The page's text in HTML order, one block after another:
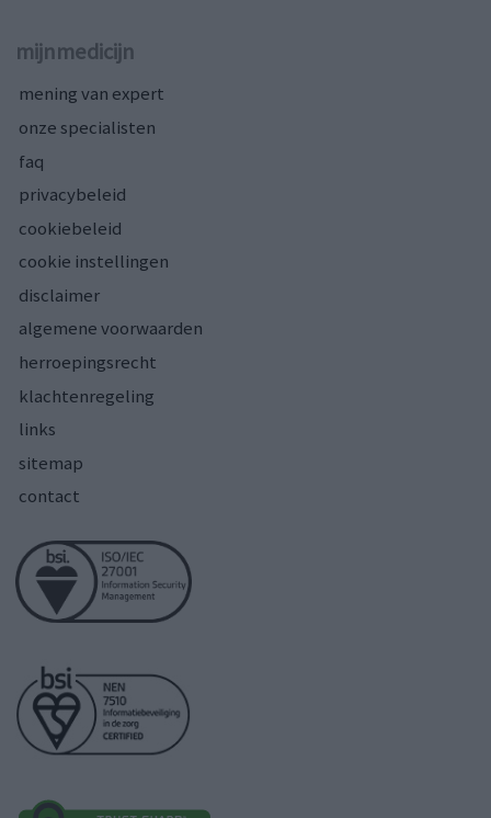
mijnmedicijn
mening van expert
onze specialisten
faq
privacybeleid
cookiebeleid
cookie instellingen
disclaimer
algemene voorwaarden
herroepingsrecht
klachtenregeling
links
sitemap
contact